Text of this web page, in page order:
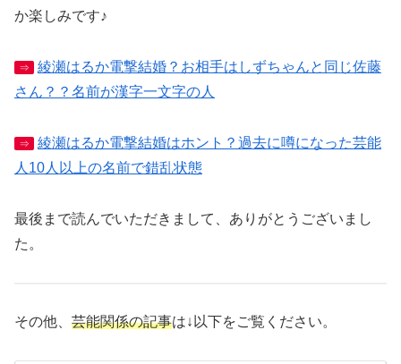
か楽しみです♪
⇒
綾瀬はるか電撃結婚？お相手はしずちゃんと同じ佐藤
さん？？名前が漢字一文字の人
⇒
綾瀬はるか電撃結婚はホント？過去に噂になった芸能
人10人以上の名前で錯乱状態
最後まで読んでいただきまして、ありがとうございまし
た。
その他、 芸能関係の記事は↓以下をご覧ください。